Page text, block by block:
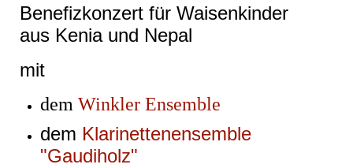
Benefizkonzert für Waisenkinder
aus Kenia und Nepal
mit
dem Winkler Ensemble
dem Klarinettenensemble
"Gaudiholz"